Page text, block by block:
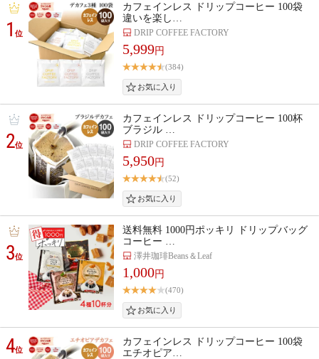
1位
カフェインレス ドリップコーヒー 100袋
違いを楽し…
DRIP COFFEE FACTORY
5,999円
(384)
2位
カフェインレス ドリップコーヒー 100杯
ブラジル …
DRIP COFFEE FACTORY
5,950円
(52)
3位
送料無料 1000円ポッキリ ドリップバッグ
コーヒー …
澤井珈琲Beans＆Leaf
1,000円
(470)
4位
カフェインレス ドリップコーヒー 100袋
エチオピア…